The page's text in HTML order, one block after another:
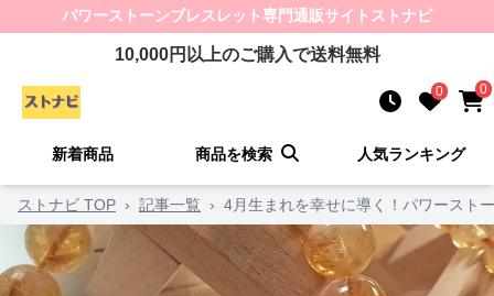
パワーストーンブレスレット専門通販サイト ストナビ
10,000円以上のご購入で送料無料
0 0
新着商品 商品を検索 人気ランキング
ストナビ TOP › 記事一覧 › 4月生まれを幸せに導く！パワースト